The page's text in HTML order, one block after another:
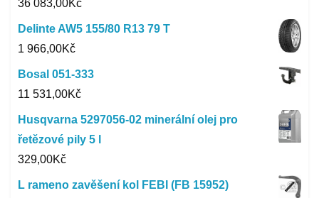
36 083,00Kč
Delinte AW5 155/80 R13 79 T
1 966,00Kč
Bosal 051-333
11 531,00Kč
Husqvarna 5297056-02 minerální olej pro
řetězové pily 5 l
329,00Kč
L rameno zavěšení kol FEBI (FB 15952)